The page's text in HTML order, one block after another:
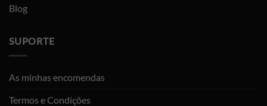
Blog
SUPORTE
As minhas encomendas
Termos e Condições